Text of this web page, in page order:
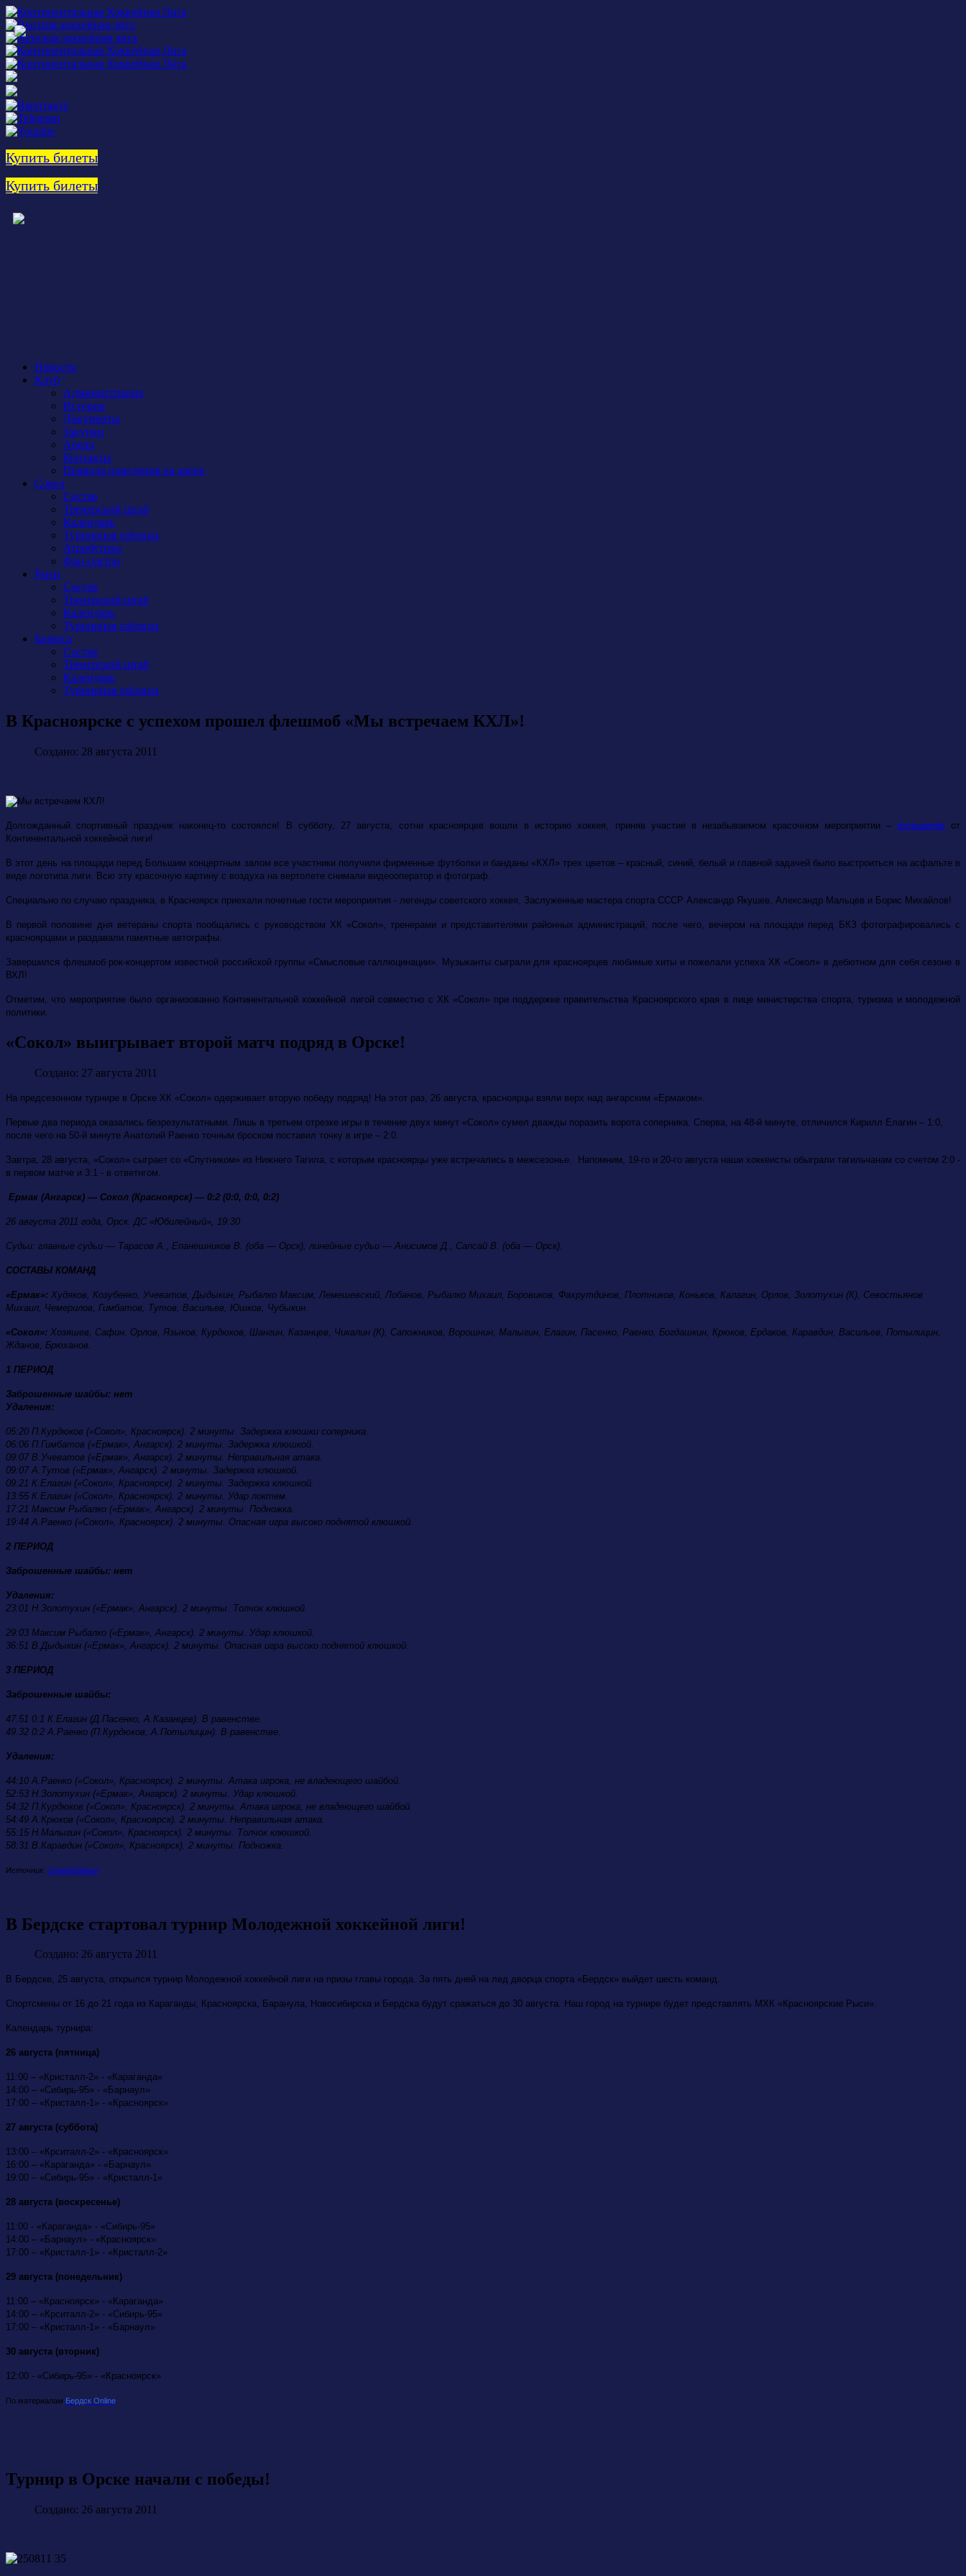
Купить билеты
Купить билеты
Новости
Клуб
Администрация
История
Документы
Закупки
Арена
Контакты
Правила поведения на арене
Сокол
Состав
Тренерский штаб
Календарь
Турнирная таблица
Атрибутика
Фан-сектор
Рыси
Состав
Тренерский штаб
Календарь
Турнирная таблица
Бирюса
Состав
Тренерский штаб
Календарь
Турнирная таблица
В Красноярске с успехом прошел флешмоб «Мы встречаем КХЛ»!
Создано: 28 августа 2011
Долгожданный спортивный праздник наконец-то состоялся! В субботу, 27 августа, сотни красноярцев вошли в историю хоккея, приняв участие в незабываемом красочном мероприятии – флешмобеот
Континентальной хоккейной лиги!
В этот день на площади перед Большим концертным залом все участники получили фирменные футболки и банданы «КХЛ» трех цветов – красный, синий, белый и главной задачей было выстроиться на асфальте в
виде логотипа лиги. Всю эту красочную картину с воздуха на вертолете снимали видеооператор и фотограф.
Специально по случаю праздника, в Красноярск приехали почетные гости мероприятия - легенды советского хоккея, Заслуженные мастера спорта СССР Александр Якушев, Александр Мальцев и Борис Михайлов!
В первой половине дня ветераны спорта пообщались с руководством ХК «Сокол», тренерами и представителями районных администраций, после чего, вечером на площади перед БКЗ фотографировались с
красноярцами и раздавали памятные автографы.
Завершился флешмоб рок-концертом известной российской группы «Смысловые галлюцинации». Музыканты сыграли для красноярцев любимые хиты и пожелали успеха ХК «Сокол» в дебютном для себя сезоне в
ВХЛ!
Отметим, что мероприятие было организованно Континентальной хоккейной лигой совместно с ХК «Сокол» при поддержке правительства Красноярского края в лице министерства спорта, туризма и молодежной
политики.
«Сокол» выигрывает второй матч подряд в Орске!
Создано: 27 августа 2011
На предсезонном турнире в Орске ХК «Сокол» одерживает вторую победу подряд! На этот раз, 26 августа, красноярцы взяли верх над ангарским «Ермаком».
Первые два периода оказались безрезультатными. Лишь в третьем отрезке игры в течение двух минут «Сокол» сумел дважды поразить ворота соперника. Сперва, на 48-й минуте, отличился Кирилл Елагин – 1:0,
после чего на 50-й минуте Анатолий Раенко точным броском поставил точку в игре – 2:0.
Завтра, 28 августа, «Сокол» сыграет со «Спутником» из Нижнего Тагила, с которым красноярцы уже встречались в межсезонье. Напомним, 19-го и 20-го августа наши хоккеисты обыграли тагильчанам со счетом 2:0 -
в первом матче и 3:1 - в ответнгом.
Ермак (Ангарск) — Сокол (Красноярск) — 0:2 (0:0, 0:0, 0:2)
26 августа 2011 года, Орск. ДС «Юбилейный», 19:30
Судьи: главные судьи — Тарасов А., Епанешников В. (оба — Орск), линейные судьи — Анисимов Д., Сапсай В. (оба — Орск).
СОСТАВЫ КОМАНД
«Ермак»: Худяков, Козубенко, Учеватов, Дыдыкин, Рыбалко Максим, Лемешевский, Лобанов, Рыбалко Михаил, Боровиков, Фахрутдинов, Плотников, Коньков, Калагин, Орлов, Золотухин (К), Севостьянов
Михаил, Чемерилов, Гимбатов, Тутов, Васильев, Юшков, Чубыкин.
«Сокол»: Хозяшев, Сафин, Орлов, Языков, Курдюков, Шангин, Казанцев, Чикалин (К), Сапожников, Ворошнин, Малыгин, Елагин, Пасенко, Раенко, Богдашкин, Крюков, Ердаков, Каравдин, Васильев, Потылицин,
Жданов, Брюханов.
1 ПЕРИОД
Заброшенные шайбы: нет
Удаления:
05:20 П.Курдюков («Сокол», Красноярск). 2 минуты. Задержка клюшки соперника.
06:06 П.Гимбатов («Ермак», Ангарск). 2 минуты. Задержка клюшкой.
09:07 В.Учеватов («Ермак», Ангарск). 2 минуты. Неправильная атака.
09:07 А.Тутов («Ермак», Ангарск). 2 минуты. Задержка клюшкой.
09:21 К.Елагин («Сокол», Красноярск). 2 минуты. Задержка клюшкой.
13:55 К.Елагин («Сокол», Красноярск). 2 минуты. Удар локтем.
17:21 Максим Рыбалко («Ермак», Ангарск). 2 минуты. Подножка.
19:44 А.Раенко («Сокол», Красноярск). 2 минуты. Опасная игра высоко поднятой клюшкой.
2 ПЕРИОД
Заброшенные шайбы: нет
Удаления:
23:01 Н.Золотухин («Ермак», Ангарск). 2 минуты. Толчок клюшкой.
29:03 Максим Рыбалко («Ермак», Ангарск). 2 минуты. Удар клюшкой.
36:51 В.Дыдыкин («Ермак», Ангарск). 2 минуты. Опасная игра высоко поднятой клюшкой.
3 ПЕРИОД
Заброшенные шайбы:
47.51 0:1 К.Елагин (Д.Пасенко, А.Казанцев). В равенстве.
49.32 0:2 А.Раенко (П.Курдюков, А.Потылицин). В равенстве.
Удаления:
44:10 А.Раенко («Сокол», Красноярск). 2 минуты. Атака игрока, не владеющего шайбой.
52:53 Н.Золотухин («Ермак», Ангарск). 2 минуты. Удар клюшкой.
54:32 П.Курдюков («Сокол», Красноярск). 2 минуты. Атака игрока, не владеющего шайбой.
54:49 А.Крюков («Сокол», Красноярск). 2 минуты. Неправильная атака.
55:15 Н.Малыгин («Сокол», Красноярск). 2 минуты. Толчок клюшкой.
58:31 В.Каравдин («Сокол», Красноярск). 2 минуты. Подножка.
Источник: СпортБайкал
В Бердске стартовал турнир Молодежной хоккейной лиги!
Создано: 26 августа 2011
В Бердске, 25 августа, открылся турнир Молодежной хоккейной лиги на призы главы города. За пять дней на лед дворца спорта «Бердск» выйдет шесть команд.
Спортсмены от 16 до 21 года из Караганды, Красноярска, Баранула, Новосибирска и Бердска будут сражаться до 30 августа. Наш город на турнире будет представлять МХК «Красноярские Рыси».
Календарь турнира:
26 августа (пятница)
11:00 – «Кристалл-2» - «Караганда»
14:00 – «Сибирь-95» - «Барнаул»
17:00 – «Кристалл-1» - «Красноярск»
27 августа (суббота)
13:00 – «Крситалл-2» - «Красноярск»
16:00 – «Караганда» - «Барнаул»
19:00 – «Сибирь-95» - «Кристалл-1»
28 августа (воскресенье)
11:00 - «Караганда» - «Сибирь-95»
14:00 – «Барнаул» - «Красноярск»
17:00 – «Кристалл-1» - «Кристалл-2»
29 августа (понедельник)
11:00 – «Красноярск» - «Караганда»
14:00 – «Крситалл-2» - «Сибирь-95»
17:00 – «Кристалл-1» - «Барнаул»
30 августа (вторник)
12:00 - «Сибирь-95» - «Красноярск»
По материалам Бердск Online
Турнир в Орске начали с победы!
Создано: 26 августа 2011